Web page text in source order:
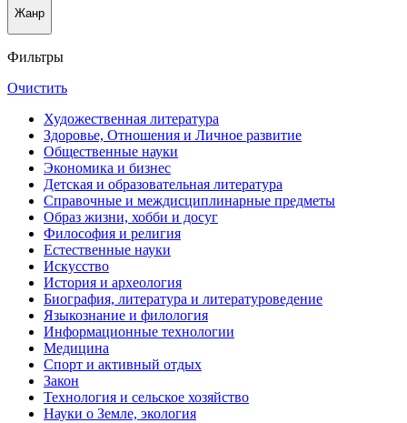
Жанр
Фильтры
Очистить
Художественная литература
Здоровье, Отношения и Личное развитие
Общественные науки
Экономика и бизнес
Детская и образовательная литература
Справочные и междисциплинарные предметы
Образ жизни, хобби и досуг
Философия и религия
Естественные науки
Искусство
История и археология
Биография, литература и литературоведение
Языкознание и филология
Информационные технологии
Медицина
Спорт и активный oтдых
Закон
Технология и сельское хозяйство
Науки о Земле, экология